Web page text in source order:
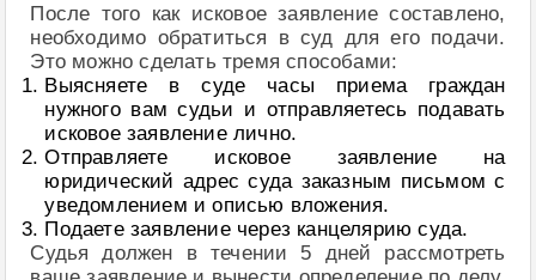
После того как исковое заявление составлено,
необходимо обратиться в суд для его подачи.
Это можно сделать тремя способами:
Выясняете в суде часы приема граждан
нужного вам судьи и отправляетесь подавать
исковое заявление лично.
Отправляете исковое заявление на
юридический адрес суда заказным письмом с
уведомлением и описью вложения.
Подаете заявление через канцелярию суда.
Судья должен в течении 5 дней рассмотреть